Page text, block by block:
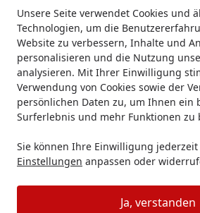
Unsere Seite verwendet Cookies und
Technologien, um die
Website zu verbessern, Inhalte und
personalisieren und die Nutzung
analysieren. Mit Ihrer Einwilligung
Verwendung von Cookies sowie der
persönlichen Daten zu, um Ihnen ein
Surferlebnis und mehr Funktionen zu
Sie können Ihre Einwilligung
Einstellungen anpassen oder
Ja, verstanden
Startseite
Gutscheinbetrag aufteilen?
Kann ich den
als eine Bestellung
Sie können Ihren
Folgebestellungen verwenden ,
Gutscheinbetrag bei Ihrer ersten
Bestellung höher war als der
diesem Fall erhalten Sie nach
Ihres Gutscheins für zukünftige